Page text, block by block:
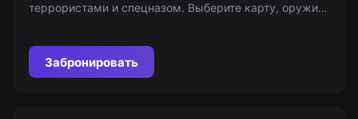
террористами и спецназом. Выберите карту, оружие
Забронировать